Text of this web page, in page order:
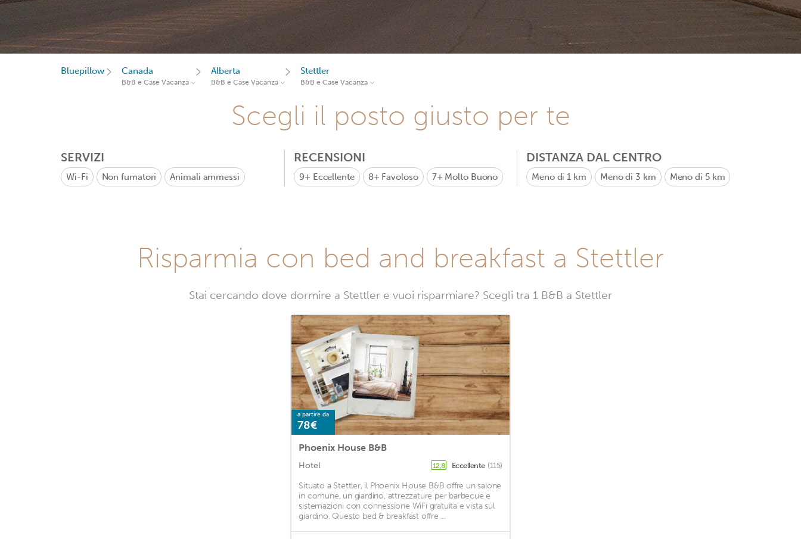
Bluepillow Canada
B&B e Case Vacanza
Alberta
B&B e Case Vacanza
Stettler
B&B e Case Vacanza
Scegli il posto giusto per te
SERVIZI
Wi-Fi Non fumatori Animali ammessi
RECENSIONI
9+ Eccellente 8+ Favoloso 7+ Molto Buono
DISTANZA DAL CENTRO
Meno di 1 km Meno di 3 km Meno di 5 km
Risparmia con bed and breakfast a Stettler
Stai cercando dove dormire a Stettler e vuoi risparmiare? Scegli tra 1 B&B a Stettler
a partire da
78€
Phoenix House B&B
Hotel 12,8 Eccellente (115)
Situato a Stettler, il Phoenix House B&B offre un salone
in comune, un giardino, attrezzature per barbecue e
sistemazioni con connessione WiFi gratuita e vista sul
giardino. Questo bed & breakfast offre ...